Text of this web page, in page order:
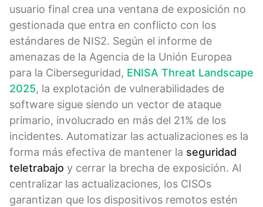
usuario final crea una ventana de exposición no
gestionada que entra en conflicto con los
estándares de NIS2. Según el informe de
amenazas de la Agencia de la Unión Europea
para la Ciberseguridad, ENISA Threat Landscape
2025, la explotación de vulnerabilidades de
software sigue siendo un vector de ataque
primario, involucrado en más del 21% de los
incidentes. Automatizar las actualizaciones es la
forma más efectiva de mantener la seguridad
teletrabajo y cerrar la brecha de exposición. Al
centralizar las actualizaciones, los CISOs
garantizan que los dispositivos remotos estén